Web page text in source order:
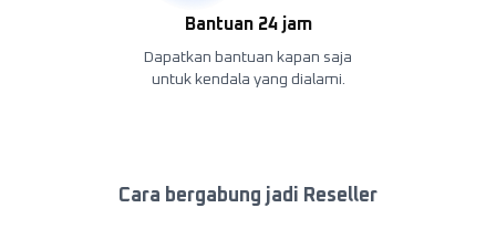
Bantuan 24 jam
Dapatkan bantuan kapan saja
untuk kendala yang dialami.
Cara bergabung jadi Reseller